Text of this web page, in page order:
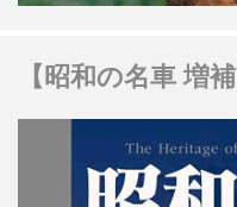
【昭和の名車 増